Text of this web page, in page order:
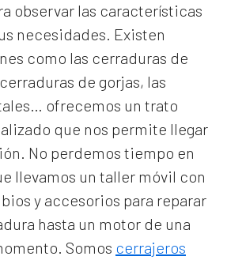
observar las características
necesidades. Existen
como las cerraduras de
de gorjas, las
ofrecemos un trato
que nos permite llegar
No perdemos tiempo en
llevamos un taller móvil con
y accesorios para reparar
hasta un motor de una
Somos cerrajeros